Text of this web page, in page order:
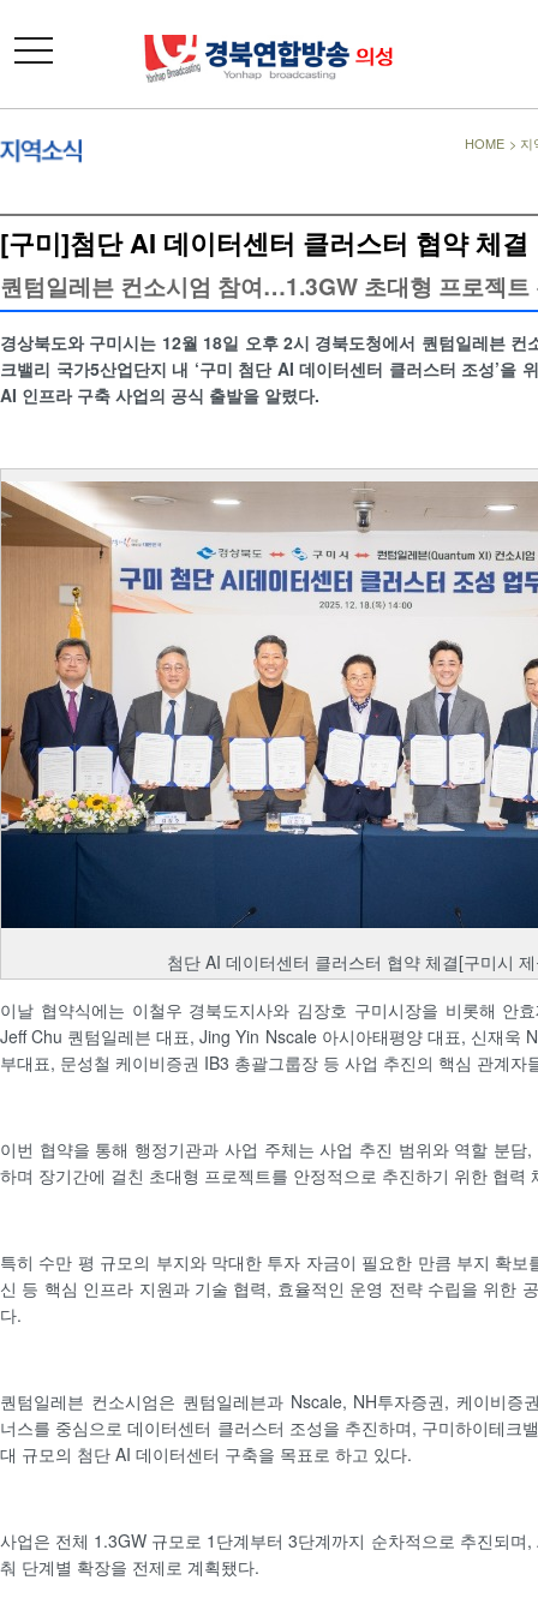
toggle
navigation
HOME > 지
[구미]첨단 AI 데이터센터 클러스터 협약 체결
퀀텀일레븐 컨소시엄 참여…1.3GW 초대형 프로젝트
경상북도와 구미시는 12월 18일 오후 2시 경북도청에서 퀀텀일레븐 컨
크밸리 국가5산업단지 내 ‘구미 첨단 AI 데이터센터 클러스터 조성’을
AI 인프라 구축 사업의 공식 출발을 알렸다.
첨단 AI 데이터센터 클러스터 협약 체결[구미시
이날 협약식에는 이철우 경북도지사와 김장호 구미시장을 비롯해 안
Jeff Chu 퀀텀일레븐 대표, Jing Yin Nscale 아시아태평양 대표, 신재욱
부대표, 문성철 케이비증권 IB3 총괄그룹장 등 사업 추진의 핵심 관계자
이번 협약을 통해 행정기관과 사업 주체는 사업 추진 범위와 역할 분담
하며 장기간에 걸친 초대형 프로젝트를 안정적으로 추진하기 위한 협력
특히 수만 평 규모의 부지와 막대한 투자 자금이 필요한 만큼 부지 확보
신 등 핵심 인프라 지원과 기술 협력, 효율적인 운영 전략 수립을 위한
다.
퀀텀일레븐 컨소시엄은 퀀텀일레븐과 Nscale, NH투자증권, 케이비증
너스를 중심으로 데이터센터 클러스터 조성을 추진하며, 구미하이테크
대 규모의 첨단 AI 데이터센터 구축을 목표로 하고 있다.
사업은 전체 1.3GW 규모로 1단계부터 3단계까지 순차적으로 추진되며
춰 단계별 확장을 전제로 계획됐다.